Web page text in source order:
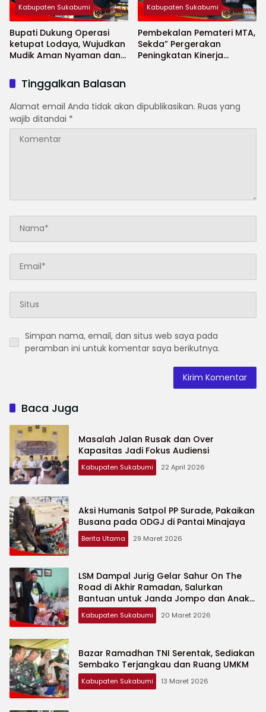
Kabupaten Sukabumi
Bupati Dukung Operasi
ketupat Lodaya, Wujudkan
Mudik Aman Nyaman dan
Kabupaten Sukabumi
Pembekalan Pemateri MTA,
Sekda” Pergerakan
Peningkatan Kinerja
Tinggalkan Balasan
Alamat email Anda tidak akan dipublikasikan. Ruas yang
wajib ditandai *
Simpan nama, email, dan situs web saya pada
peramban ini untuk komentar saya berikutnya.
Baca Juga
Masalah Jalan Rusak dan Over
Kapasitas Jadi Fokus Audiensi
Kabupaten Sukabumi 22 April 2026
Aksi Humanis Satpol PP Surade, Pakaikan
Busana pada ODGJ di Pantai Minajaya
Berita Utama 29 Maret 2026
LSM Dampal Jurig Gelar Sahur On The
Road di Akhir Ramadan, Salurkan
Bantuan untuk Janda Jompo dan Anak
Yatim
Kabupaten Sukabumi 20 Maret 2026
Bazar Ramadhan TNI Serentak, Sediakan
Sembako Terjangkau dan Ruang UMKM
Kabupaten Sukabumi 13 Maret 2026